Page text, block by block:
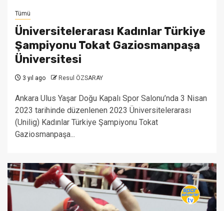
Tümü
Üniversitelerarası Kadınlar Türkiye
Şampiyonu Tokat Gaziosmanpaşa
Üniversitesi
3 yıl ago Resul ÖZSARAY
Ankara Ulus Yaşar Doğu Kapalı Spor Salonu’nda 3 Nisan
2023 tarihinde düzenlenen 2023 Üniversitelerarası
(Unilig) Kadınlar Türkiye Şampiyonu Tokat
Gaziosmanpaşa...